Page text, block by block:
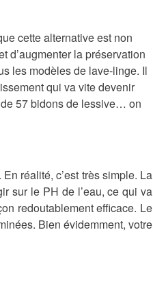
cette alternative est non
d’augmenter la préservation
les modèles de lave-linge. Il
qui va vite devenir
57 bidons de lessive… on
réalité, c’est très simple. La
sur le PH de l’eau, ce qui va
redoutablement efficace. Le
Bien évidemment, votre